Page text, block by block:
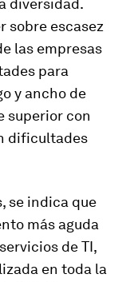
diversidad.
sobre escasez
las empresas
para
y ancho de
superior con
dificultades
se indica que
más aguda
de TI,
en toda la